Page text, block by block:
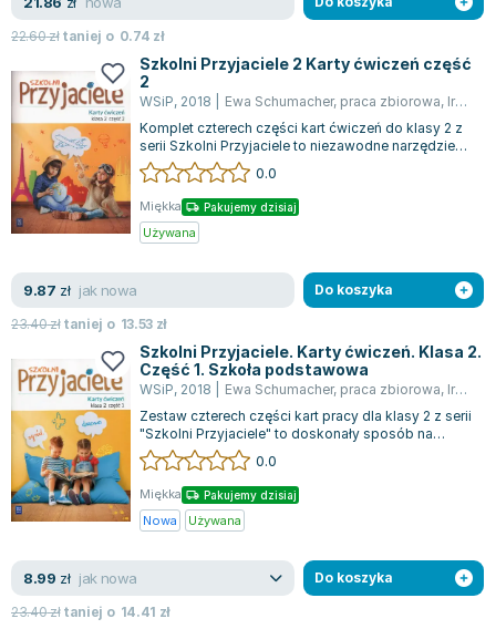
22.60złtaniej o 0.74 zł
Szkolni Przyjaciele 2 Karty ćwiczeń część
2
WSiP, 2018 Ewa Schumacher, praca zbiorowa, Irena Zarzycka
Komplet czterech części kart ćwiczeń do klasy 2 z
serii Szkolni Przyjaciele to niezawodne narzędzie
wspierające realizację program...
0.0
Miękka Pakujemy dzisiaj
Używana
9.87 zł jak nowa
23.40złtaniej o 13.53 zł
Do koszyka
Szkolni Przyjaciele. Karty ćwiczeń. Klasa 2.
Część 1. Szkoła podstawowa
WSiP, 2018 Ewa Schumacher, praca zbiorowa, Irena Zarzycka
Zestaw czterech części kart pracy dla klasy 2 z serii
"Szkolni Przyjaciele" to doskonały sposób na
realizację materiałów z zakresu...
0.0
Miękka Pakujemy dzisiaj
Nowa Używana
8.99 zł jak nowa
23.40złtaniej o 14.41 zł
Do koszyka